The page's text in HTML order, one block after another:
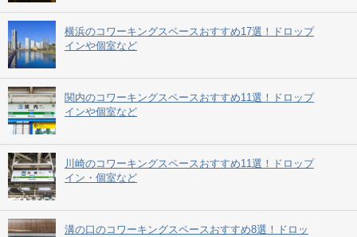
横浜のコワーキングスペースおすすめ17選！ドロップ
インや個室など
関内のコワーキングスペースおすすめ11選！ドロップ
インや個室など
川崎のコワーキングスペースおすすめ11選！ドロップ
イン・個室など
溝の口のコワーキングスペースおすすめ8選！ドロッ